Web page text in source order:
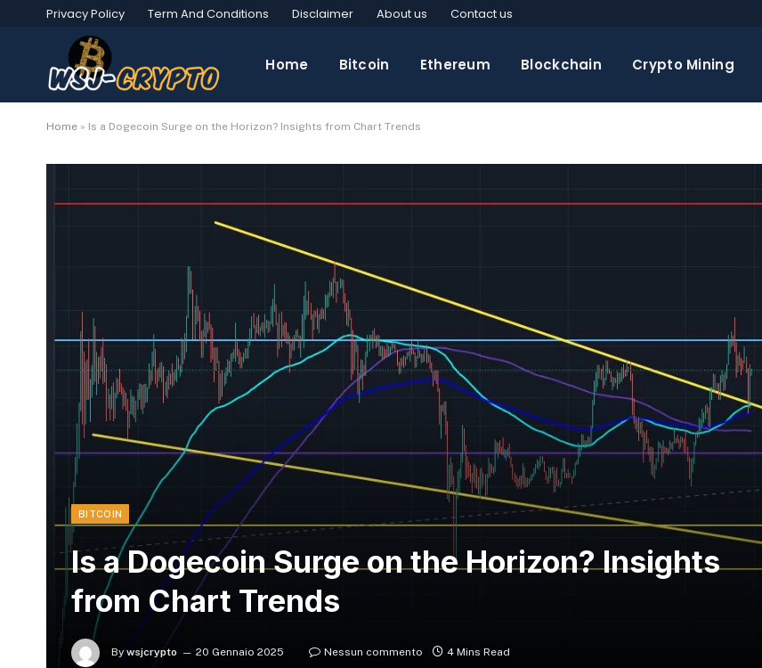
Privacy Policy Term And Conditions Disclaimer About us Contact us
Home Bitcoin Ethereum Blockchain Crypto Mining
Home » Is a Dogecoin Surge on the Horizon? Insights from Chart Trends
BITCOIN
Is a Dogecoin Surge on the Horizon? Insights
from Chart Trends
By wsjcrypto 20 Gennaio 2025 Nessun commento 4 Mins Read